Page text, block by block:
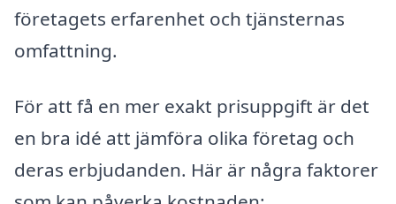
företagets erfarenhet och tjänsternas
omfattning.
För att få en mer exakt prisuppgift är det
en bra idé att jämföra olika företag och
deras erbjudanden. Här är några faktorer